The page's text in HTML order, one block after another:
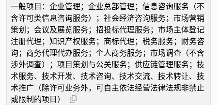
一般项目：企业管理；企业总部管理；信息咨询服务（不
含许可类信息咨询服务）；社会经济咨询服务；市场营销
策划；会议及展览服务；招投标代理服务；市场主体登记
注册代理；知识产权服务；商标代理；税务服务；财务咨
询；商务代理代办服务；个人商务服务；市场调查（不含
涉外调查）；项目策划与公关服务；供应链管理服务；技
术服务、技术开发、技术咨询、技术交流、技术转让、技
术推广（除许可业务外，可自主依法经营法律法规非禁止
或限制的项目）